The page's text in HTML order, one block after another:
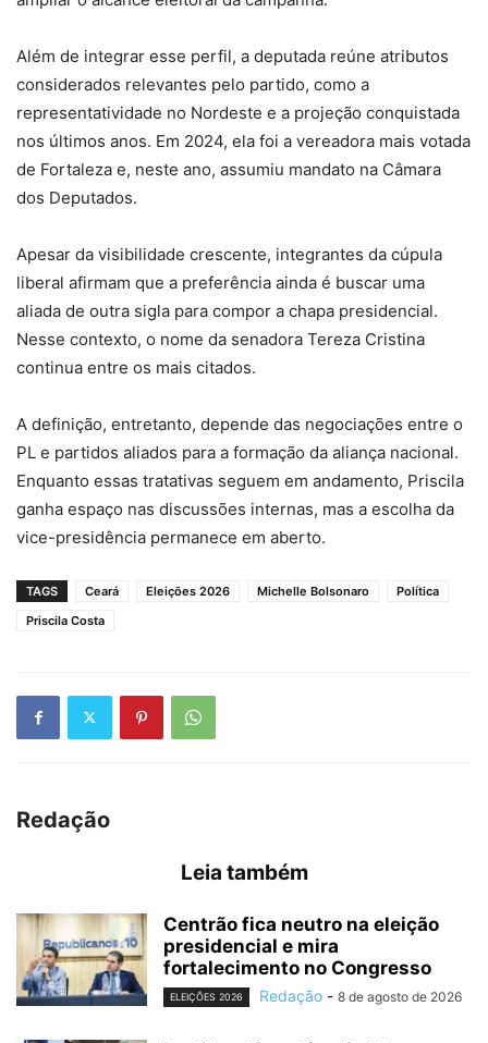
Além de integrar esse perfil, a deputada reúne atributos
considerados relevantes pelo partido, como a
representatividade no Nordeste e a projeção conquistada
nos últimos anos. Em 2024, ela foi a vereadora mais votada
de Fortaleza e, neste ano, assumiu mandato na Câmara
dos Deputados.
Apesar da visibilidade crescente, integrantes da cúpula
liberal afirmam que a preferência ainda é buscar uma
aliada de outra sigla para compor a chapa presidencial.
Nesse contexto, o nome da senadora Tereza Cristina
continua entre os mais citados.
A definição, entretanto, depende das negociações entre o
PL e partidos aliados para a formação da aliança nacional.
Enquanto essas tratativas seguem em andamento, Priscila
ganha espaço nas discussões internas, mas a escolha da
vice-presidência permanece em aberto.
TAGS Ceará Eleições 2026 Michelle Bolsonaro
Política
Priscila Costa
Redação
Leia também
Centrão fica neutro na eleição
presidencial e mira
fortalecimento no Congresso
ELEIÇÕES 2026 Redação - 8 de agosto de 2026